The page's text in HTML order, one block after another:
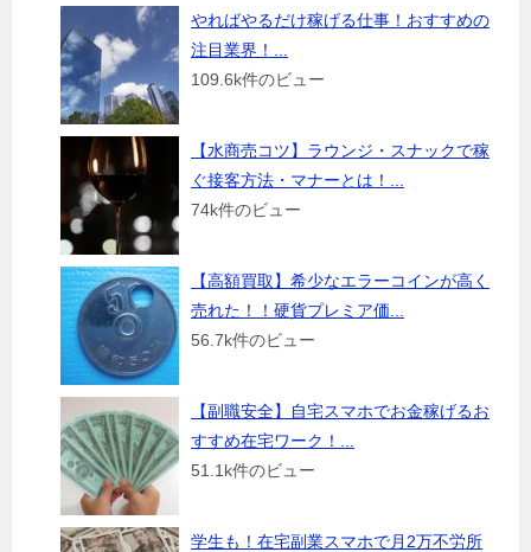
やればやるだけ稼げる仕事！おすすめの
注目業界！...
109.6k件のビュー
【水商売コツ】ラウンジ・スナックで稼
ぐ接客方法・マナーとは！...
74k件のビュー
【高額買取】希少なエラーコインが高く
売れた！！硬貨プレミア価...
56.7k件のビュー
【副職安全】自宅スマホでお金稼げるお
すすめ在宅ワーク！...
51.1k件のビュー
学生も！在宅副業スマホで月2万不労所